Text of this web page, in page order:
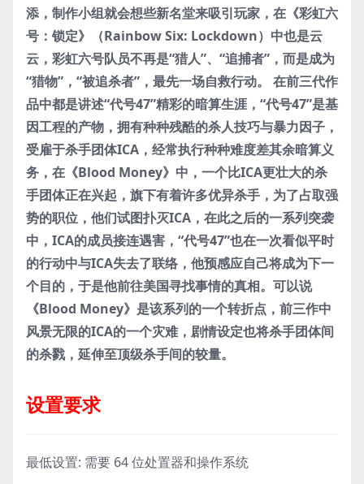
添，制作小组就会想些新名堂来吸引玩家，在《彩虹六
号：锁定》（Rainbow Six: Lockdown）中也是云
云，彩虹六号队员不再是“猎人”、“追捕者”，而是成为
“猎物”，“被追杀者”，最先一场自救行动。 在前三代作
品中都是讲述“代号47”精彩的暗算生涯，“代号47”是基
因工程的产物，拥有种种残酷的杀人技巧与暴力因子，
受雇于杀手团体ICA，经常执行种种难度差其余暗算义
务，在《Blood Money》中，一个比ICA更壮大的杀
手团体正在兴起，旗下有着许多优异杀手，为了占取强
势的职位，他们试图扑灭ICA，在此之后的一系列突袭
中，ICA的成员接连遇害，“代号47”也在一次看似平时
的行动中与ICA失去了联络，他预感应自己将成为下一
个目的，于是他前往美国寻找事情的真相。可以说
《Blood Money》是该系列的一个转折点，前三作中
风景无限的ICA的一个灾难，剧情设定也将杀手团体间
的杀戮，延伸至顶级杀手间的较量。
设置要求
最低设置: 需要 64 位处置器和操作系统